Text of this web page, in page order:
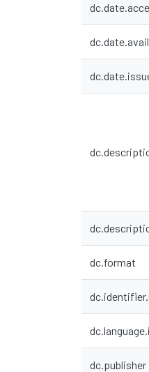
dc.format
dc.publisher